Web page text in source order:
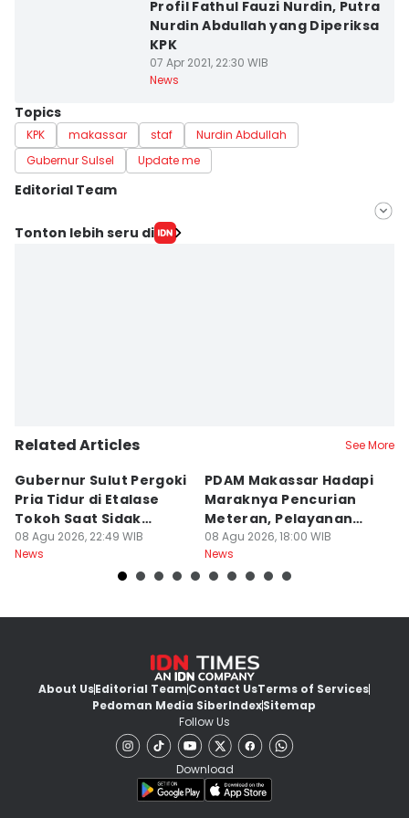
Profil Fathul Fauzi Nurdin, Putra
Nurdin Abdullah yang Diperiksa
KPK
07 Apr 2021, 22:30 WIB
News
Topics
KPK makassar staf
Nurdin Abdullah
Gubernur Sulsel
Update me
Editorial Team
Editor
Tonton lebih seru di
Related Articles See More
Gubernur Sulut Pergoki
Pria Tidur di Etalase
Tokoh Saat Sidak
Gedung
08 Agu 2026, 22:49 WIB
News
PDAM Makassar Hadapi
Maraknya Pencurian
Meteran, Pelayanan
Ikut Terdampak
08 Agu 2026, 18:00 WIB
News
About UsEditorial TeamContact UsTerms of Services
Pedoman Media SiberIndexSitemap
Follow Us
Download